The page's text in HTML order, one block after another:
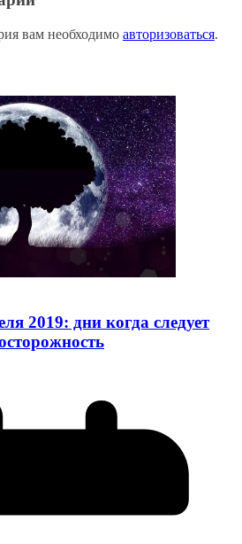
вам необходимо авторизоваться.
2019: дни когда следует